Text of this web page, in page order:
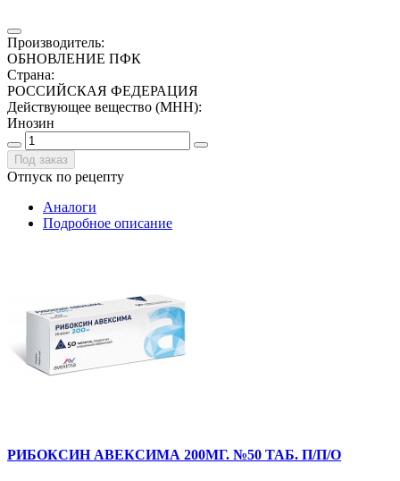
Производитель:
ОБНОВЛЕНИЕ ПФК
Страна:
РОССИЙСКАЯ ФЕДЕРАЦИЯ
Действующее вещество (МНН):
Инозин
Под заказ
Отпуск по рецепту
Аналоги
Подробное описание
РИБОКСИН АВЕКСИМА 200МГ. №50 ТАБ. П/П/О